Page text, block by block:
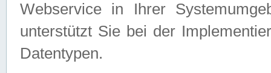
Webservice in Ihrer
unterstützt Sie bei der
Datentypen.